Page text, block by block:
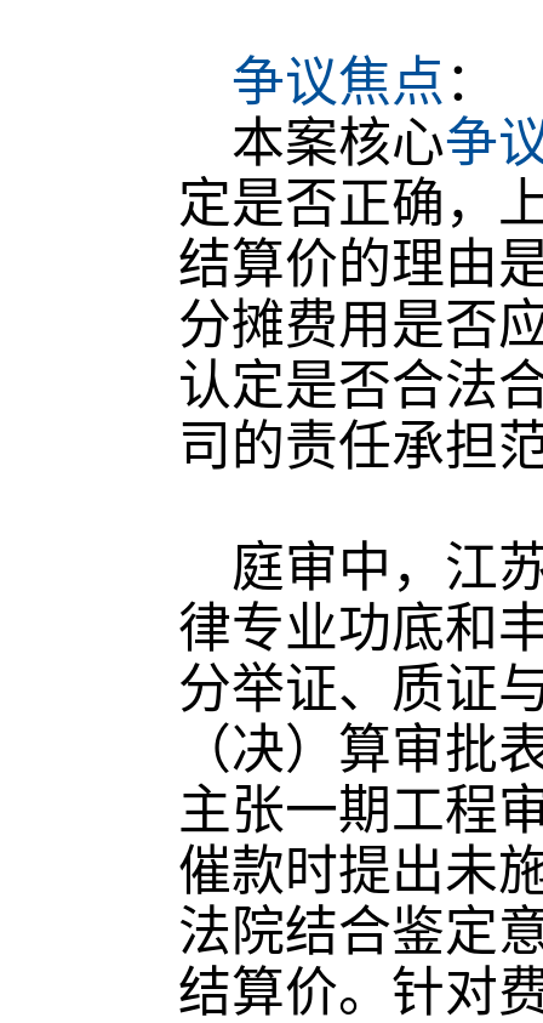
争议焦点 ：
本案核心争
定是否正确，
结算价的理由
分摊费用是否
认定是否合法
司的责任承担
庭审中，江
律专业功底和
分举证、质证
（决）算审批
主张一期工程
催款时提出未
法院结合鉴定
结算价。针对